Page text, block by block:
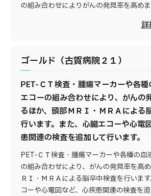
の組み合わせによりがんの発見率を高めま
詳
ゴールド（古賀病院２１）
PET-ＣＴ検査・腫瘍マーカーや各種
エコーの組み合わせにより、がんの
るほか、頭部ＭＲＩ・ＭＲＡによる
行います。また、心臓エコーや心電
患関連の検査を追加して行います。
PET-ＣＴ検査・腫瘍マーカーや各種の血
の組み合わせにより、がんの発見率を高
ＲＩ・ＭＲＡによる脳卒中検査を行いま
コーや心電図など、心疾患関連の検査を